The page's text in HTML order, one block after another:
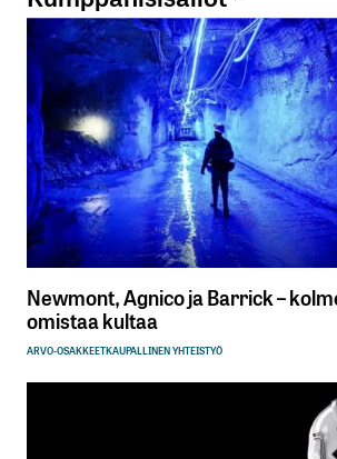
Newmont, Agnico ja Barrick –
omistaa kultaa
ARVO-OSAKKEETKAUPALLINEN YHTEISTYÖ